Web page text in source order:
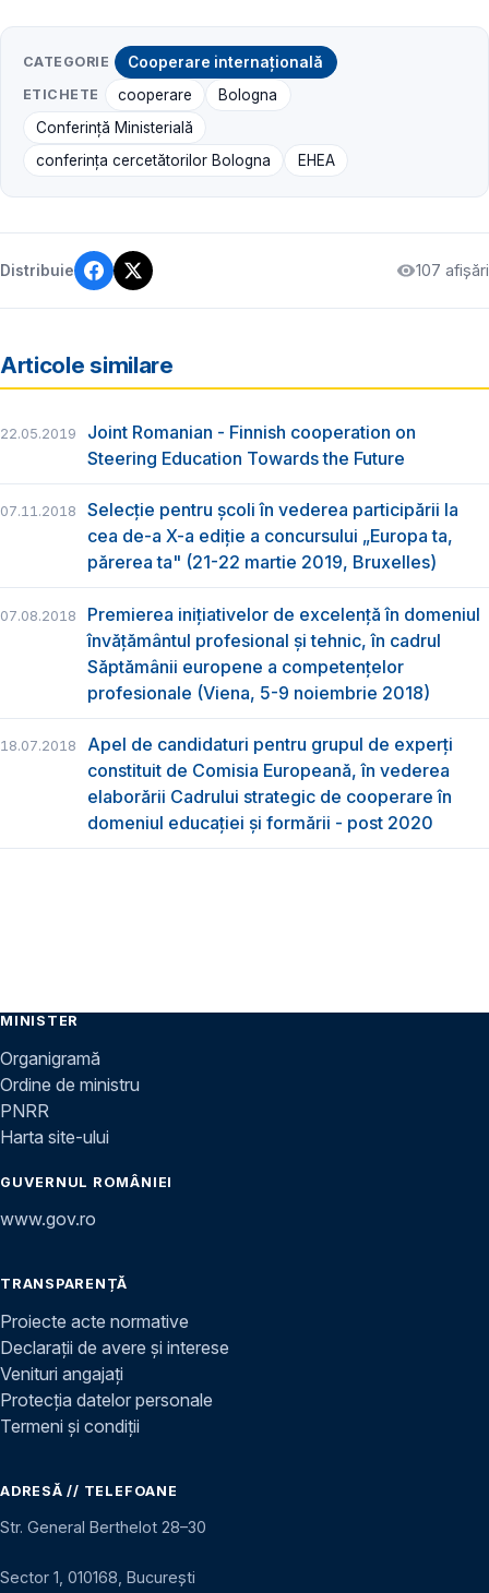
CATEGORIE Cooperare internațională
ETICHETE cooperare
Bologna
Conferință Ministerială
conferința cercetătorilor Bologna
EHEA
Distribuie 107 afișări
Articole similare
22.05.2019
Joint Romanian - Finnish cooperation on
Steering Education Towards the Future
07.11.2018
Selecție pentru școli în vederea participării la
cea de-a X-a ediție a concursului „Europa ta,
părerea ta" (21-22 martie 2019, Bruxelles)
07.08.2018
Premierea inițiativelor de excelență în domeniul
învățământul profesional și tehnic, în cadrul
Săptămânii europene a competențelor
profesionale (Viena, 5-9 noiembrie 2018)
18.07.2018
Apel de candidaturi pentru grupul de experți
constituit de Comisia Europeană, în vederea
elaborării Cadrului strategic de cooperare în
domeniul educației și formării - post 2020
MINISTER
Organigramă
Ordine de ministru
PNRR
Harta site-ului
GUVERNUL ROMÂNIEI
www.gov.ro
TRANSPARENȚĂ
Proiecte acte normative
Declarații de avere și interese
Venituri angajați
Protecția datelor personale
Termeni și condiții
ADRESĂ // TELEFOANE
Str. General Berthelot 28–30
Sector 1, 010168, București